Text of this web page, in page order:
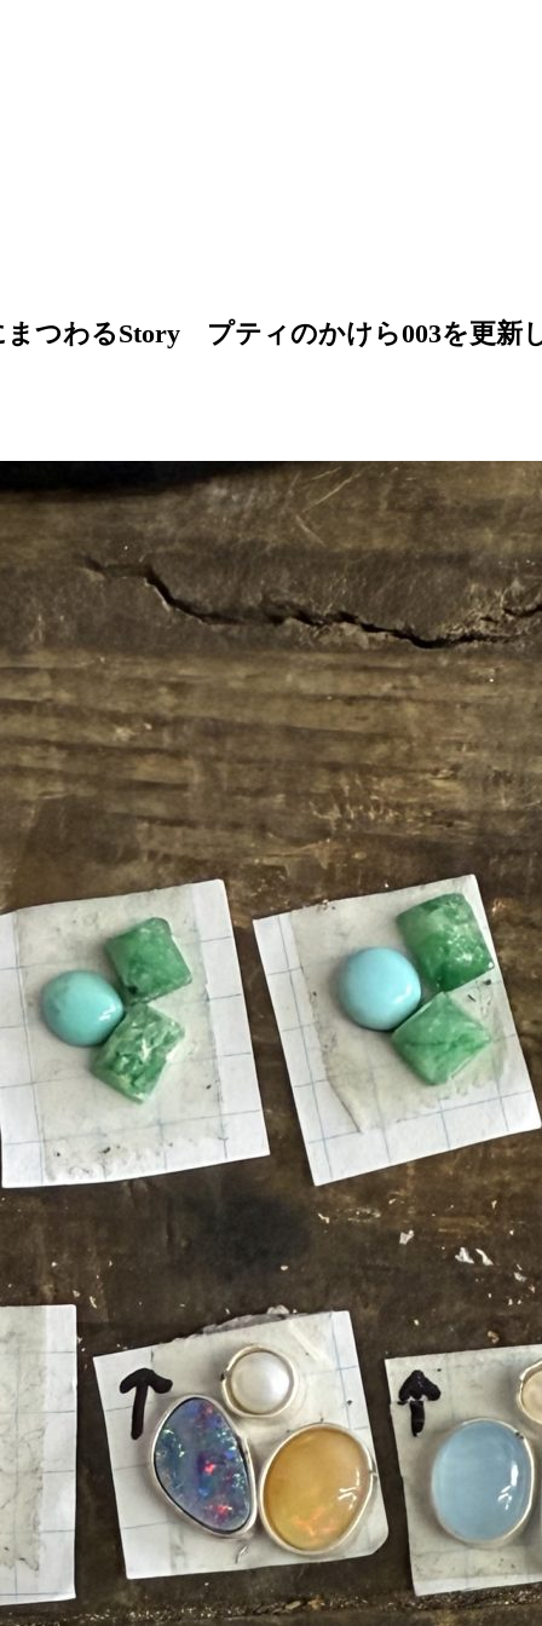
まつわるStory プティのかけら003を更